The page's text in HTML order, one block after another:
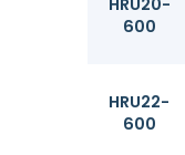
600
HRU22-
600